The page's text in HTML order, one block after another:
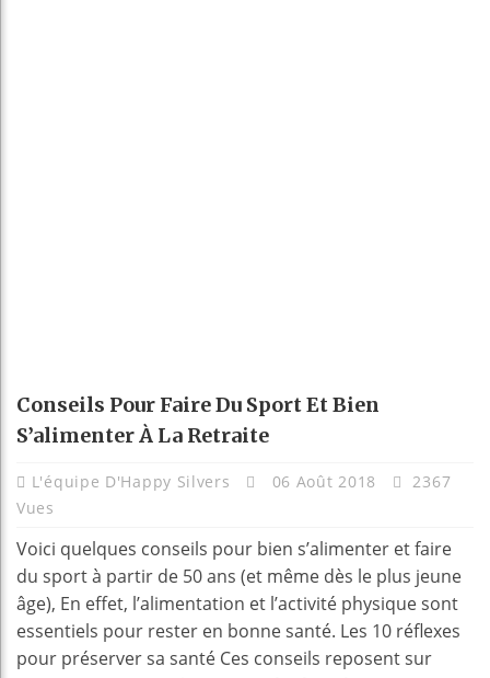
Conseils Pour Faire Du Sport Et Bien
S’alimenter À La Retraite
L'équipe D'Happy Silvers 06 Août 2018
2367
Vues
Voici quelques conseils pour bien s’alimenter et faire
du sport à partir de 50 ans (et même dès le plus jeune
âge), En effet, l’alimentation et l’activité physique sont
essentiels pour rester en bonne santé. Les 10 réflexes
pour préserver sa santé Ces conseils reposent sur